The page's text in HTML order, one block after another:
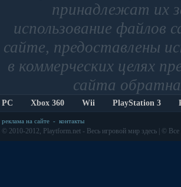
принадлежат их
использование
сайте, предоставлены
в коммерческих целях
сайта
PC Xbox 360 Wii PlayStation 3
реклама на сайте - контакты
© 2010-2012, Playtform.net - Весь игровой мир здесь | © Все